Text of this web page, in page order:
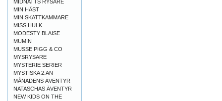
MIDNATTS RYSARE
MIN HÄST
MIN SKATTKAMMARE
MISS HULK
MODESTY BLAISE
MUMIN
MUSSE PIGG & CO
MYSRYSARE
MYSTERIE SERIER
MYSTISKA 2:AN
MÅNADENS ÄVENTYR
NATASCHAS ÄVENTYR
NEW KIDS ON THE